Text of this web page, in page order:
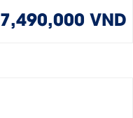
7,490,000 VND